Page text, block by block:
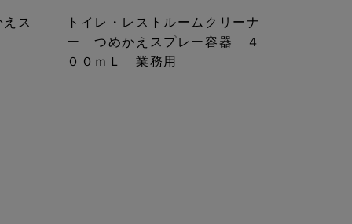
ス
トイレ・レストルームクリーナ
ー つめかえスプレー容器 ４
００ｍＬ 業務用